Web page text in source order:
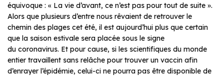
équivoque : « La vie d’avant, ce n’est pas pour tout de suite ».
Alors que plusieurs d’entre nous rêvaient de retrouver le
chemin des plages cet été, il est aujourd’hui plus que certain
que la saison estivale sera placée sous le signe
du coronavirus. Et pour cause, si les scientifiques du monde
entier travaillent sans relâche pour trouver un vaccin afin
d’enrayer l’épidémie, celui-ci ne pourra pas être disponible de